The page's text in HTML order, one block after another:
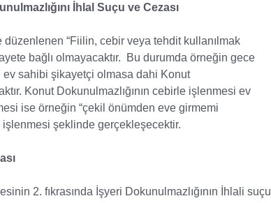
İhlal Suçu ve Cezası
“Fiilin, cebir veya tehdit kullanılmak
bağlı olmayacaktır.
Bu durumda örneğin gece
ev sahibi şikayetçi olmasa dahi Konut
Konut Dokunulmazlığının cebirle işlenmesi ev
ise örneğin “çekil önümden eve girmemi
şeklinde gerçekleşecektir.
2. fıkrasında İşyeri Dokunulmazlığının İhlali suçu